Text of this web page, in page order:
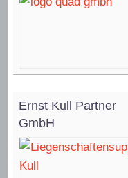
Ernst Kull Partner
GmbH